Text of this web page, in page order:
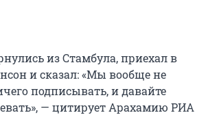
из Стамбула, приехал в
и сказал: «Мы вообще не
подписывать, и давайте
— цитирует Арахамию РИА